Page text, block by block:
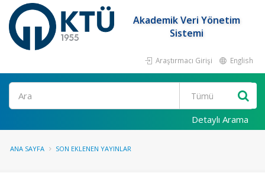
Akademik Veri Yönetim
Sistemi
Araştırmacı Girişi English
Ara
Detaylı Arama
ANA SAYFA SON EKLENEN YAYINLAR